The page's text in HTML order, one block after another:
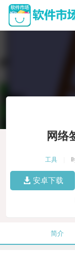
网络
工具
安卓下载
简介